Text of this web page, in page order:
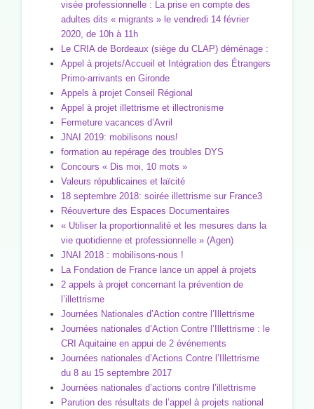
visée professionnelle : La prise en compte des
adultes dits « migrants » le vendredi 14 février
2020, de 10h à 11h
Le CRIA de Bordeaux (siège du CLAP) déménage :
Appel à projets/Accueil et Intégration des Étrangers
Primo-arrivants en Gironde
Appels à projet Conseil Régional
Appel à projet illettrisme et illectronisme
Fermeture vacances d’Avril
JNAI 2019: mobilisons nous!
formation au repérage des troubles DYS
Concours « Dis moi, 10 mots »
Valeurs républicaines et laïcité
18 septembre 2018: soirée illettrisme sur France3
Réouverture des Espaces Documentaires
« Utiliser la proportionnalité et les mesures dans la
vie quotidienne et professionnelle » (Agen)
JNAI 2018 : mobilisons-nous !
La Fondation de France lance un appel à projets
2 appels à projet concernant la prévention de
l’illettrisme
Journées Nationales d’Action contre l’Illettrisme
Journées nationales d’Action Contre l’Illettrisme : le
CRI Aquitaine en appui de 2 événements
Journées nationales d’Actions Contre l’Illettrisme
du 8 au 15 septembre 2017
Journées nationales d’actions contre l’illettrisme
Parution des résultats de l’appel à projets national